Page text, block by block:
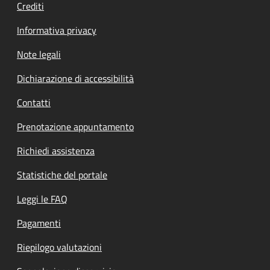
Crediti
Informativa privacy
Note legali
Dichiarazione di accessibilità
Contatti
Prenotazione appuntamento
Richiedi assistenza
Statistiche del portale
Leggi le FAQ
Pagamenti
Riepilogo valutazioni